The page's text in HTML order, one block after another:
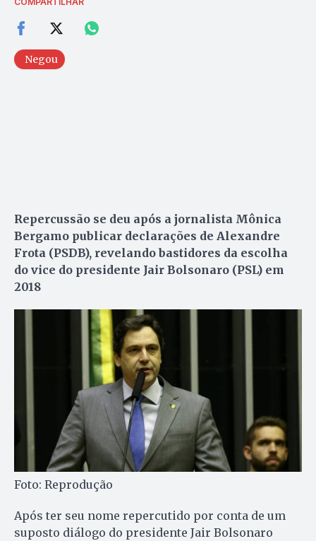
Negou
Repercussão se deu após a jornalista Mônica
Bergamo publicar declarações de Alexandre
Frota (PSDB), revelando bastidores da escolha
do vice do presidente Jair Bolsonaro (PSL) em
2018
Foto: Reprodução
Após ter seu nome repercutido por conta de um
suposto diálogo do presidente Jair Bolsonaro